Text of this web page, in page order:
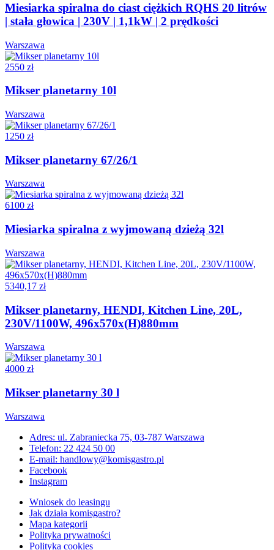
Miesiarka spiralna do ciast ciężkich RQHS 20 litrów
| stała głowica | 230V | 1,1kW | 2 prędkości
Warszawa
2550 zł
Mikser planetarny 10l
Warszawa
1250 zł
Mikser planetarny 67/26/1
Warszawa
6100 zł
Miesiarka spiralna z wyjmowaną dzieżą 32l
Warszawa
5340,17 zł
Mikser planetarny, HENDI, Kitchen Line, 20L,
230V/1100W, 496x570x(H)880mm
Warszawa
4000 zł
Mikser planetarny 30 l
Warszawa
Adres: ul. Zabraniecka 75, 03-787 Warszawa
Telefon: 22 424 50 00
E-mail: handlowy@komisgastro.pl
Facebook
Instagram
Wniosek do leasingu
Jak działa komisgastro?
Mapa kategorii
Polityka prywatności
Polityka cookies